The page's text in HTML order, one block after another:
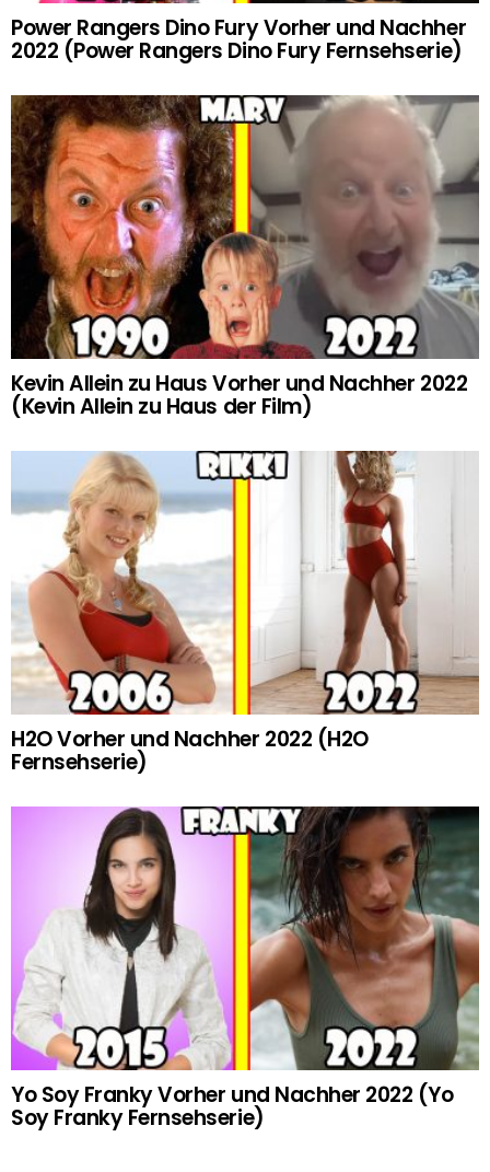
Power Rangers Dino Fury Vorher und Nachher
2022 (Power Rangers Dino Fury Fernsehserie)
Kevin Allein zu Haus Vorher und Nachher 2022
(Kevin Allein zu Haus der Film)
H2O Vorher und Nachher 2022 (H2O
Fernsehserie)
Yo Soy Franky Vorher und Nachher 2022 (Yo
Soy Franky Fernsehserie)